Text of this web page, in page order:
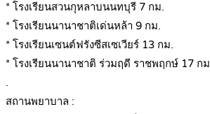
* โรงเรียนสวนกุหลาบนนทบุรี 7 กม.
* โรงเรียนนานาชาติเด่นหล้า 9 กม.
* โรงเรียนเซนต์ฟรังซีสเซเวียร์ 13 กม.
* โรงเรียนนานาชาติ ร่วมฤดี ราชพฤกษ์ 17 กม
.
สถานพยาบาล :